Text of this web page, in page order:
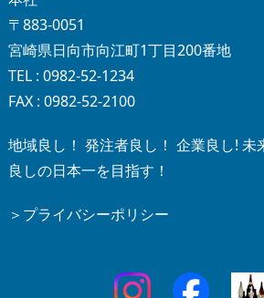
〒883-0051
宮崎県日向市向江町1丁目200番地
TEL : 0982-52-1234
FAX : 0982-52-2100
地域良し！ 発注者良し！ 企業良し! 未
良しの日本一を目指す！
＞プライバシーポリシー